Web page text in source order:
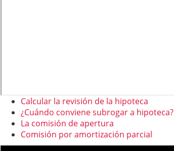
Calcular la revisión de la hipoteca
¿Cuándo conviene subrogar a hipoteca?
La comisión de apertura
Comisión por amortización parcial